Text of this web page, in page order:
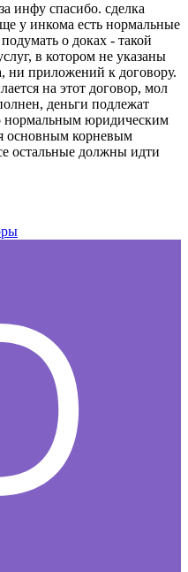
инфу спасибо. сделка
у инкома есть нормальные
о доках - такой
в котором не указаны
ни приложений к договору.
на этот договор, мол
деньги подлежат
нормальным юридическим
основным корневым
остальные должны идти